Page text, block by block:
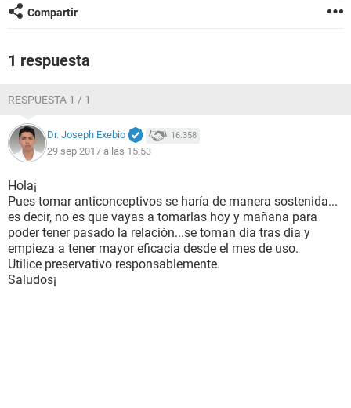
GLOSARIO
Compartir
1 respuesta
RESPUESTA 1 / 1
Dr. Joseph Exebio 16.358
29 sep 2017 a las 15:53
Hola¡
Pues tomar anticonceptivos se haría de manera sostenida...
es decir, no es que vayas a tomarlas hoy y mañana para
poder tener pasado la relaciòn...se toman dia tras dia y
empieza a tener mayor eficacia desde el mes de uso.
Utilice preservativo responsablemente.
Saludos¡